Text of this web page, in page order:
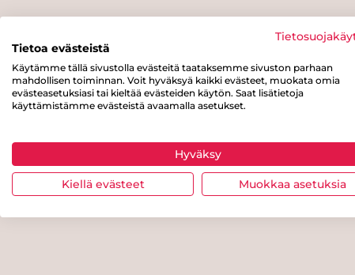
Tietoa evästeistä
Käytämme tällä sivustolla evästeitä taataksemme sivuston parhaan
mahdollisen toiminnan. Voit hyväksyä kaikki evästeet, muokata omia
evästeasetuksiasi tai kieltää evästeiden käytön. Saat lisätietoja
käyttämistämme evästeistä avaamalla asetukset.
Hyväksy
Kiellä evästeet Muokkaa asetuksia